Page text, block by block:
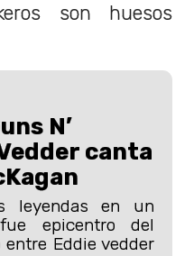
son huesos
N’
canta
leyendas en un
epicentro del
Eddie vedder